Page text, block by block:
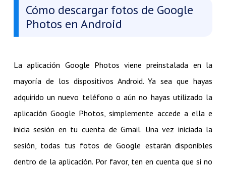
Cómo descargar fotos de Google
Photos en Android
La aplicación Google Photos viene preinstalada en la
mayoría de los dispositivos Android. Ya sea que hayas
adquirido un nuevo teléfono o aún no hayas utilizado la
aplicación Google Photos, simplemente accede a ella e
inicia sesión en tu cuenta de Gmail. Una vez iniciada la
sesión, todas tus fotos de Google estarán disponibles
dentro de la aplicación. Por favor, ten en cuenta que si no